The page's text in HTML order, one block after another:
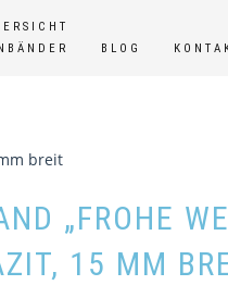
BLOG
breit
„FROHE
15 MM